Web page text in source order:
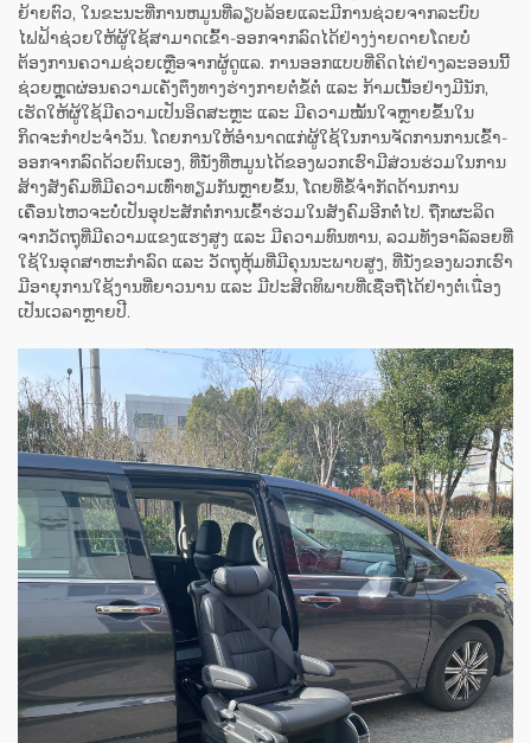
ຍ້າຍຕົວ, ໃນຂະນະທີ່ການຫມູນທີ່ລຽບລ້ອຍແລະມີການຊ່ວຍຈາກລະບົບ
ໄຟຟ້າຊ່ວຍໃຫ້ຜູ້ໃຊ້ສາມາດເຂົ້າ-ອອກຈາກລົດໄດ້ຢ່າງງ່າຍດາຍໂດຍບໍ່
ຕ້ອງການຄວາມຊ່ວຍເຫຼືອຈາກຜູ້ດູແລ. ການອອກແບບທີ່ຄິດໄຕ່ຢ່າງລະອອນນີ້
ຊ່ວຍຫຼຸດຜ່ອນຄວາມເຄັ່ງຕຶງທາງຮ່າງກາຍຕໍ່ຂໍ້ຕໍ່ ແລະ ກ້າມເນື້ອຢ່າງມີນັກ,
ເຮັດໃຫ້ຜູ້ໃຊ້ມີຄວາມເປັນອິດສະຫຼະ ແລະ ມີຄວາມໝັ້ນໃຈຫຼາຍຂຶ້ນໃນ
ກິດຈະກຳປະຈຳວັນ. ໂດຍການໃຫ້ອຳນາດແກ່ຜູ້ໃຊ້ໃນການຈັດການການເຂົ້າ-
ອອກຈາກລົດດ້ວຍຕົນເອງ, ທີ່ນັ່ງທີ່ຫມູນໄດ້ຂອງພວກເຮົາມີສ່ວນຮ່ວມໃນການ
ສ້າງສັງຄົມທີ່ມີຄວາມເທົ່າທຽມກັນຫຼາຍຂຶ້ນ, ໂດຍທີ່ຂໍ້ຈຳກັດດ້ານການ
ເຄື່ອນໄຫວຈະບໍ່ເປັນອຸປະສັກຕໍ່ການເຂົ້າຮ່ວມໃນສັງຄົມອີກຕໍ່ໄປ. ຖືກຜະລິດ
ຈາກວັດຖຸທີ່ມີຄວາມແຂງແຮງສູງ ແລະ ມີຄວາມທົນທານ, ລວມທັງອາລ໌ລອຍທີ່
ໃຊ້ໃນອຸດສາຫະກຳລົດ ແລະ ວັດຖຸຫຸ້ມທີ່ມີຄຸນນະພາບສູງ, ທີ່ນັ່ງຂອງພວກເຮົາ
ມີອາຍຸການໃຊ້ງານທີ່ຍາວນານ ແລະ ມີປະສິດທິພາບທີ່ເຊື່ອຖືໄດ້ຢ່າງຕໍ່เนື່ອງ
ເປັນເວລາຫຼາຍປີ.